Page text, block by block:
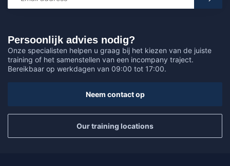
Persoonlijk advies nodig?
Onze specialisten helpen u graag bij het kiezen van de juiste
training of het samenstellen van een incompany traject.
Bereikbaar op werkdagen van 09:00 tot 17:00.
Neem contact op
Our training locations